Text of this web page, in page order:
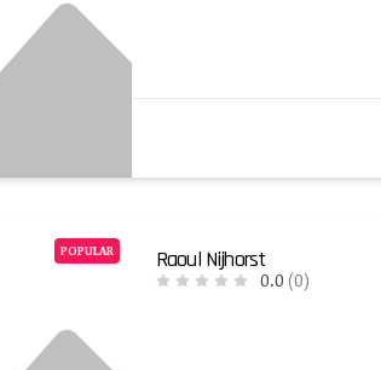
POPULAR Raoul Nijhorst
0.0 (0)